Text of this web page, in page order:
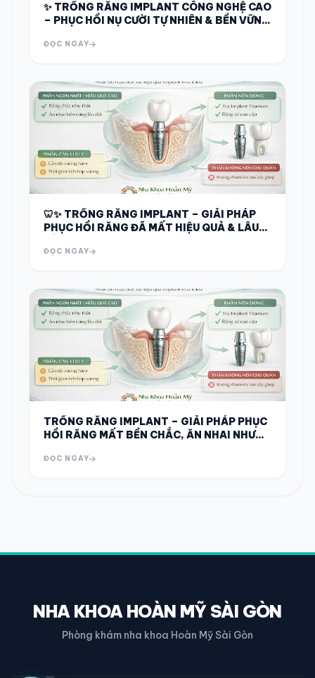
✨ TRỒNG RĂNG IMPLANT CÔNG NGHỆ CAO
– PHỤC HỒI NỤ CƯỜI TỰ NHIÊN & BỀN VỮNG
ĐỌC NGAY
🦷✨ TRỒNG RĂNG IMPLANT – GIẢI PHÁP
PHỤC HỒI RĂNG ĐÃ MẤT HIỆU QUẢ & LÂU
ĐỌC NGAY
TRỒNG RĂNG IMPLANT – GIẢI PHÁP PHỤC
HỒI RĂNG MẤT BỀN CHẮC, ĂN NHAI NHƯ
ĐỌC NGAY
NHA KHOA HOÀN MỸ SÀI GÒN
Phòng khám nha khoa Hoàn Mỹ Sài Gòn